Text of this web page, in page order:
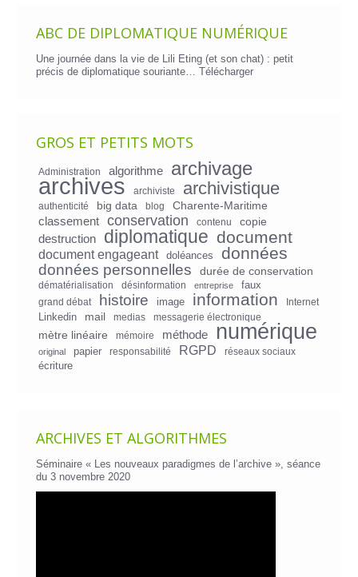
ABC DE DIPLOMATIQUE NUMÉRIQUE
Une journée dans la vie de Lili Eting (et son chat) : petit
précis de diplomatique souriante… Télécharger
GROS ET PETITS MOTS
Administration algorithme archivage
archives archiviste archivistique
authenticité big data blog
Charente-Maritime
classement
conservation contenu
copie
destruction
diplomatique document
document engageant doléances données
données personnelles durée de conservation
dématérialisation désinformation entreprise faux
grand débat histoire image information Internet
Linkedin mail medias messagerie électronique
mètre linéaire mémoire méthode numérique
original papier responsabilité RGPD réseaux sociaux
écriture
ARCHIVES ET ALGORITHMES
Séminaire « Les nouveaux paradigmes de l’archive », séance
du 3 novembre 2020